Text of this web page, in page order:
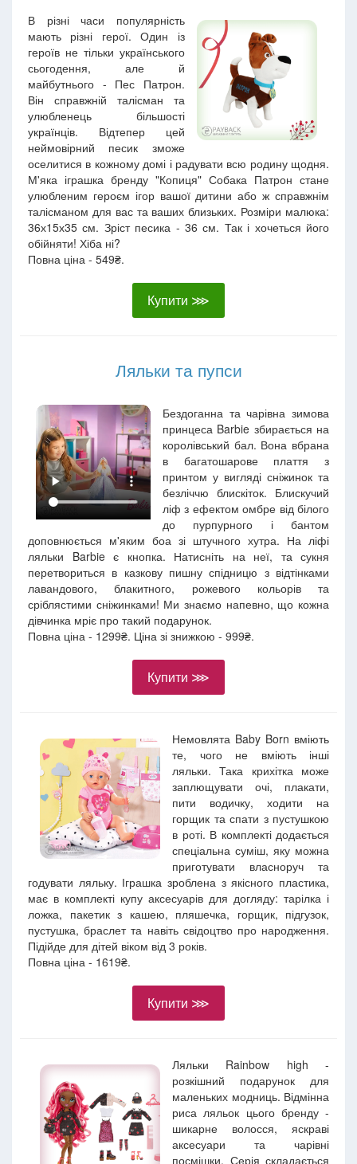
В різні часи популярність
мають різні герої. Один із
героїв не тільки українського
сьогодення, але й
майбутнього - Пес Патрон.
Він справжній талісман та
улюбленець більшості
українців. Відтепер цей
неймовірний песик зможе
оселитися в кожному домі і радувати всю родину щодня.
М'яка іграшка бренду "Копиця" Собака Патрон стане
улюбленим героєм ігор вашої дитини або ж справжнім
талісманом для вас та ваших близьких. Розміри малюка:
36х15х35 см. Зріст песика - 36 см. Так і хочеться його
обійняти! Хіба ні?
Повна ціна - 549₴.
Купити ⋙
Ляльки та пупси
Бездоганна та чарівна зимова
принцеса Barbie збирається на
королівський бал. Вона вбрана
в багатошарове плаття з
принтом у вигляді сніжинок та
безліччю блискіток. Блискучий
ліф з ефектом омбре від білого
до пурпурного і бантом
доповнюється м'яким боа зі штучного хутра. На ліфі
ляльки Barbie є кнопка. Натисніть на неї, та сукня
перетвориться в казкову пишну спідницю з відтінками
лавандового, блакитного, рожевого кольорів та
сріблястими сніжинками! Ми знаємо напевно, що кожна
дівчинка мріє про такий подарунок.
Повна ціна - 1299₴. Ціна зі знижкою - 999₴.
Купити ⋙
Немовлята Baby Born вміють
те, чого не вміють інші
ляльки. Така крихітка може
заплющувати очі, плакати,
пити водичку, ходити на
горщик та спати з пустушкою
в роті. В комплекті додається
спеціальна суміш, яку можна
приготувати власноруч та
годувати ляльку. Іграшка зроблена з якісного пластика,
має в комплекті купу аксесуарів для догляду: тарілка і
ложка, пакетик з кашею, пляшечка, горщик, підгузок,
пустушка, браслет та навіть свідоцтво про народження.
Підійде для дітей віком від 3 років.
Повна ціна - 1619₴.
Купити ⋙
Ляльки Rainbow high -
розкішний подарунок для
маленьких модниць. Відмінна
риса ляльок цього бренду -
шикарне волосся, яскраві
аксесуари та чарівні
посмішки. Серія складається